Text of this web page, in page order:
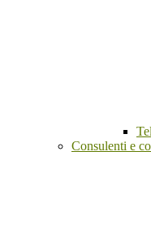
Consulenti e